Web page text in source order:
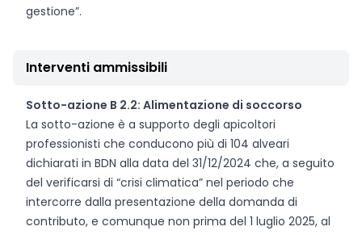
gestione”.
Interventi ammissibili
Sotto-azione B 2.2: Alimentazione di soccorso
La sotto-azione è a supporto degli apicoltori
professionisti che conducono più di 104 alveari
dichiarati in BDN alla data del 31/12/2024 che, a seguito
del verificarsi di “crisi climatica” nel periodo che
intercorre dalla presentazione della domanda di
contributo, e comunque non prima del 1 luglio 2025, al